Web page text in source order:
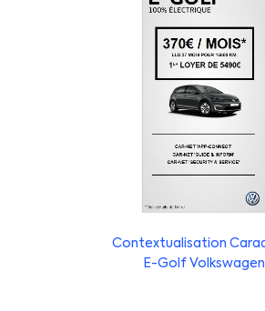
Contextualisation
E-Golf Volkswagen